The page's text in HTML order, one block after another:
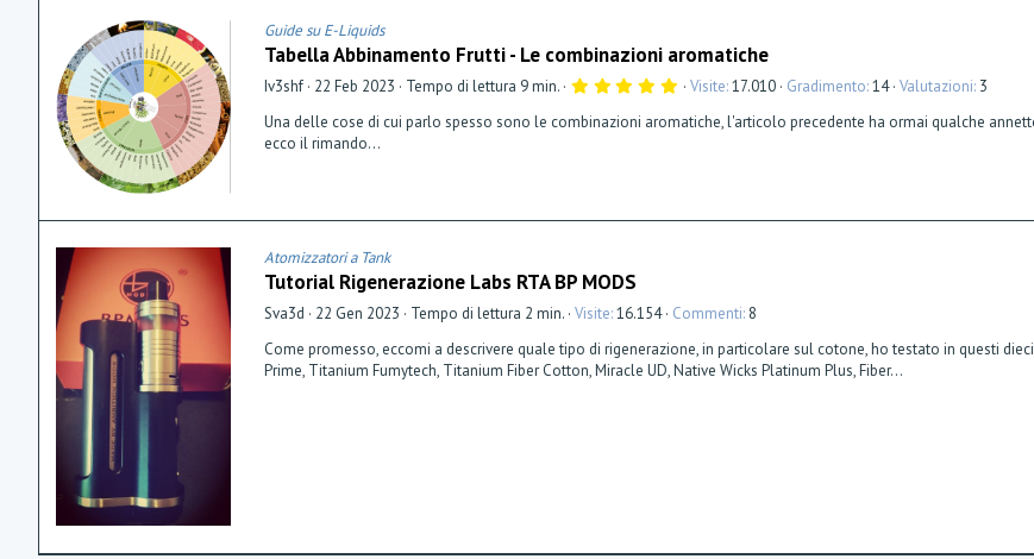
Guide su E-Liquids
Tabella Abbinamento Frutti - Le combinazioni aromatiche
Iv3shf 22 Feb 2023 Tempo di lettura 9 min. 5
0
0
a
Visite 17.010 Gradimento 14 Valutazioni 3
Una delle cose di cui parlo spesso sono le combinazioni aromatiche, l'articolo precedente ha ormai qualche
ecco il rimando...
Atomizzatori a Tank
Tutorial Rigenerazione Labs RTA BP MODS
Sva3d 22 Gen 2023 Tempo di lettura 2 min. Visite 16.154 Commenti 8
Come promesso, eccomi a descrivere quale tipo di rigenerazione, in particolare sul cotone, ho testato in questi
Prime, Titanium Fumytech, Titanium Fiber Cotton, Miracle UD, Native Wicks Platinum Plus, Fiber...